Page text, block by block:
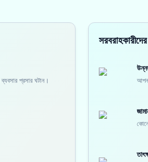
প্রসার ঘটান।